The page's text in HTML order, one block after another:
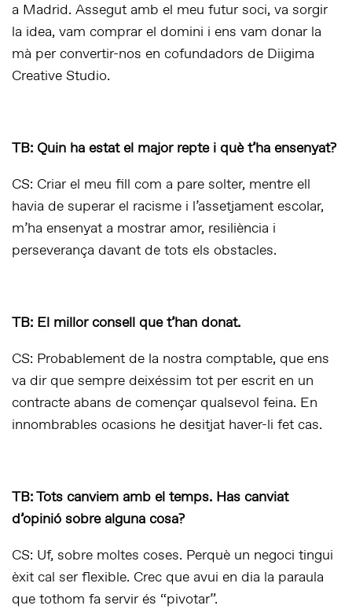
a Madrid. Assegut amb el meu futur soci, va sorgir
la idea, vam comprar el domini i ens vam donar la
mà per convertir-nos en cofundadors de Diigima
Creative Studio.
TB: Quin ha estat el major repte i què t’ha ensenyat?
CS: Criar el meu fill com a pare solter, mentre ell
havia de superar el racisme i l’assetjament escolar,
m’ha ensenyat a mostrar amor, resiliència i
perseverança davant de tots els obstacles.
TB: El millor consell que t’han donat.
CS: Probablement de la nostra comptable, que ens
va dir que sempre deixéssim tot per escrit en un
contracte abans de començar qualsevol feina. En
innombrables ocasions he desitjat haver-li fet cas.
TB: Tots canviem amb el temps. Has canviat
d’opinió sobre alguna cosa?
CS: Uf, sobre moltes coses. Perquè un negoci tingui
èxit cal ser flexible. Crec que avui en dia la paraula
que tothom fa servir és “pivotar”.